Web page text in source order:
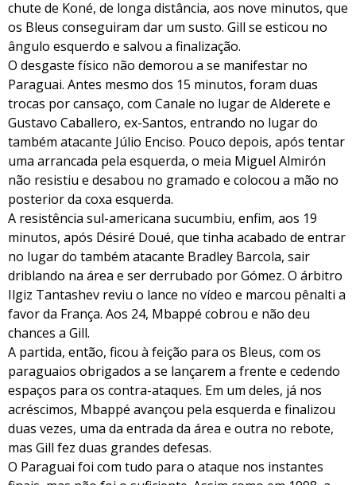
chute de Koné, de longa distância, aos nove minutos, que
os Bleus conseguiram dar um susto. Gill se esticou no
ângulo esquerdo e salvou a finalização.
O desgaste físico não demorou a se manifestar no
Paraguai. Antes mesmo dos 15 minutos, foram duas
trocas por cansaço, com Canale no lugar de Alderete e
Gustavo Caballero, ex-Santos, entrando no lugar do
também atacante Júlio Enciso. Pouco depois, após tentar
uma arrancada pela esquerda, o meia Miguel Almirón
não resistiu e desabou no gramado e colocou a mão no
posterior da coxa esquerda.
A resistência sul-americana sucumbiu, enfim, aos 19
minutos, após Désiré Doué, que tinha acabado de entrar
no lugar do também atacante Bradley Barcola, sair
driblando na área e ser derrubado por Gómez. O árbitro
Ilgiz Tantashev reviu o lance no vídeo e marcou pênalti a
favor da França. Aos 24, Mbappé cobrou e não deu
chances a Gill.
A partida, então, ficou à feição para os Bleus, com os
paraguaios obrigados a se lançarem a frente e cedendo
espaços para os contra-ataques. Em um deles, já nos
acréscimos, Mbappé avançou pela esquerda e finalizou
duas vezes, uma da entrada da área e outra no rebote,
mas Gill fez duas grandes defesas.
O Paraguai foi com tudo para o ataque nos instantes